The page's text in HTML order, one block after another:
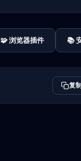
🧩 浏览器插件 📚
复